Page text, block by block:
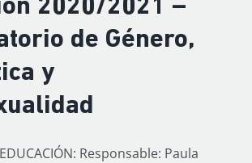
2020/2021 –
de Género,
y
Responsable: Paula